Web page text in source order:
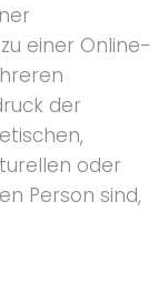
einer Online-
der
oder
Person sind,